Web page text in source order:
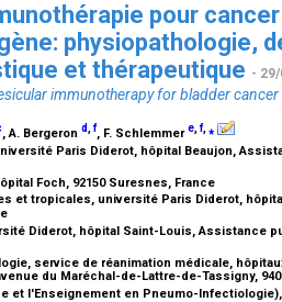
pour
physiopathologie,
et thérapeutique -
immunotherapy for bladder cancer
, A. Bergeron d,f, F. Schlemmere,f,⁎
Paris Diderot, hôpital Beaujon,
Foch, 92150 Suresnes, France
et tropicales, université Paris Diderot,
Diderot, hôpital Saint-Louis, Assistance
service de réanimation médicale,
du Maréchal-de-Lattre-de-Tassigny,
et l'Enseignement en Pneumo-